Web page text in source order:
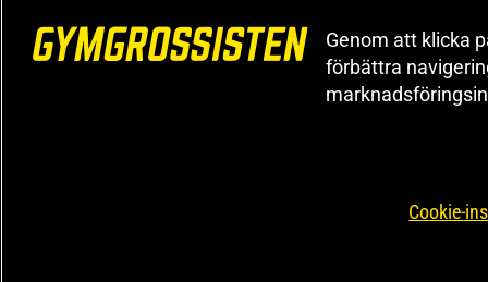
Star Nutrition Protein Bar kan du äta när som
tar lätt med en eller kanske flera bars i väskan,
du har alltid något gott och proteinrikt att njuta av.
upp majoriteten av kroppens vävnader vilket
Genom att klicka
förbättra
Cookie-